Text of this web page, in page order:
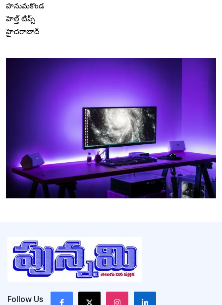
హనుమకొండ
హెల్త్ టిప్స్
హైదరాబాద్
Follow Us